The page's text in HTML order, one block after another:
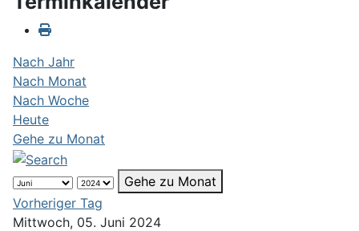
Nach Jahr
Nach Monat
Nach Woche
Heute
Gehe zu Monat
Gehe zu Monat
Vorheriger Tag
Mittwoch, 05. Juni 2024